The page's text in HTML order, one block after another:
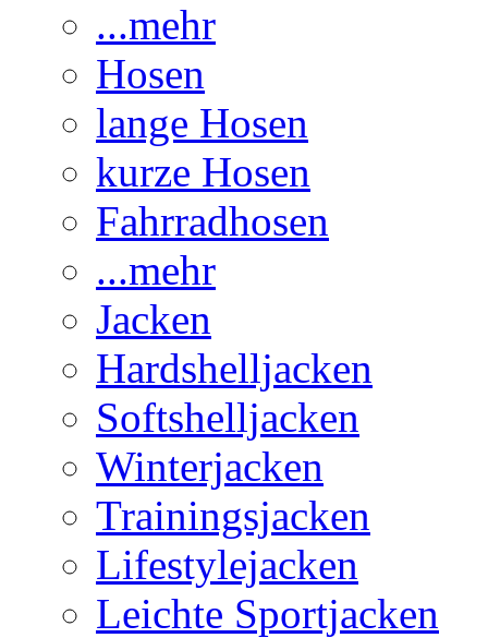
...mehr
Hosen
lange Hosen
kurze Hosen
Fahrradhosen
...mehr
Jacken
Hardshelljacken
Softshelljacken
Winterjacken
Trainingsjacken
Lifestylejacken
Leichte Sportjacken